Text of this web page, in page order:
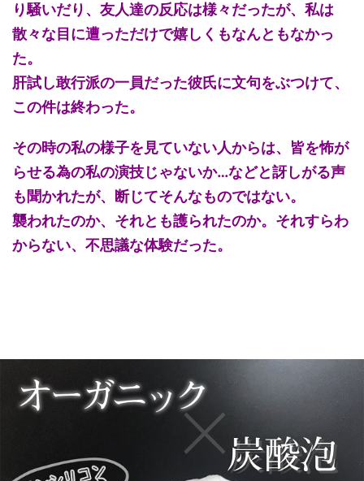
り騒いだり、友人達の反応は様々だったが、私は
散々な目に遭っただけで嬉しくもなんともなかっ
た。
肝試し敢行派の一員だった彼氏に文句をぶつけて、
この件は終わった。
その時の私の様子を見ていない人からは、皆を怖が
らせる為の私の演技じゃないか…などと訝しがる声
も聞かれたが、断じてそんなものではない。
襲われたのか、それとも護られたのか。それすらわ
からない、不思議な体験だった。